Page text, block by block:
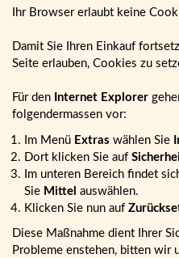
Ihr Browser erlaubt keine
Damit Sie Ihren Einkauf
Seite erlauben, Cookies zu
Für den Internet Explorer
folgendermassen vor:
Im Menü Extras wählen Sie
Dort klicken Sie auf
Im unteren Bereich findet
Sie Mittel auswählen.
Klicken Sie nun auf
Diese Maßnahme dient Ihrer
Probleme enstehen, bitten wir